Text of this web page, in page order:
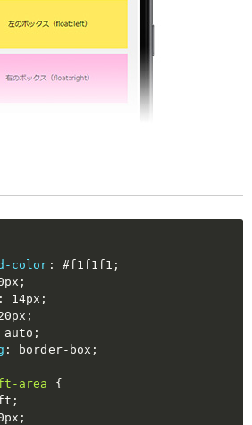
color : #f1f1f1 ;
;
: 14px ;
;
auto ;
: border-box ;
area
{
;
;